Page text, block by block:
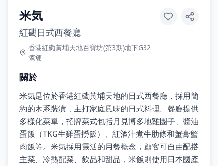
米気
紅磡日式西餐廳
香港紅磡黃埔天地百寶坊(第3期)地下G32
號舖
關於
米気是位於香港紅磡黃埔天地的日式西餐廳，採用簡
約的木系裝潢，主打家庭風味的日式料理。餐廳提供
多樣化菜單，招牌菜式包括月見博多地雞團子、醬油
蛋飯（TKG生雞蛋撈飯）、紅酒汁煮牛肋條和蟹膏蟹
肉飯等。米気採用靈活的用餐概念，顧客可自由配搭
主菜、冷熱配菜、飲品和甜品，米飯則使用日本國產